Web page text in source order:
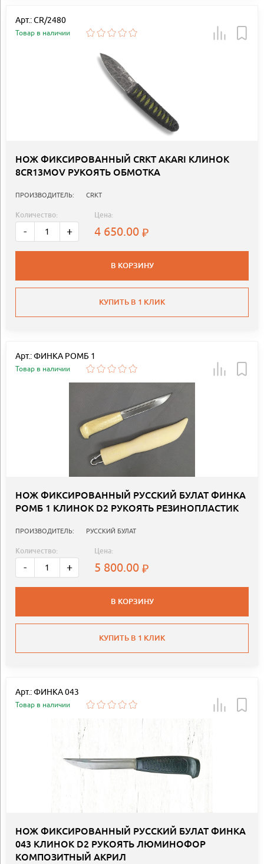
Арт.: CR/2480
Товар в наличии
НОЖ ФИКСИРОВАННЫЙ СRKT AKARI КЛИНОК
8CR13MOV РУКОЯТЬ ОБМОТКА
ПРОИЗВОДИТЕЛЬ: CRKT
Количество:
- +
Цена:
4 650.00
В КОРЗИНУ
КУПИТЬ В 1 КЛИК
Арт.: ФИНКА РОМБ 1
Товар в наличии
НОЖ ФИКСИРОВАННЫЙ РУССКИЙ БУЛАТ ФИНКА
РОМБ 1 КЛИНОК D2 РУКОЯТЬ РЕЗИНОПЛАСТИК
ПРОИЗВОДИТЕЛЬ: РУССКИЙ БУЛАТ
Количество:
- +
Цена:
5 800.00
В КОРЗИНУ
КУПИТЬ В 1 КЛИК
Арт.: ФИНКА 043
Товар в наличии
НОЖ ФИКСИРОВАННЫЙ РУССКИЙ БУЛАТ ФИНКА
043 КЛИНОК D2 РУКОЯТЬ ЛЮМИНОФОР
КОМПОЗИТНЫЙ АКРИЛ